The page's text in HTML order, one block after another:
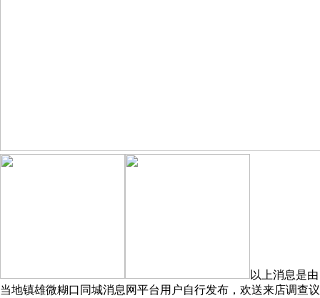
以上消息是由
当地镇雄微糊口同城消息网平台用户自行发布，欢送来店调查议